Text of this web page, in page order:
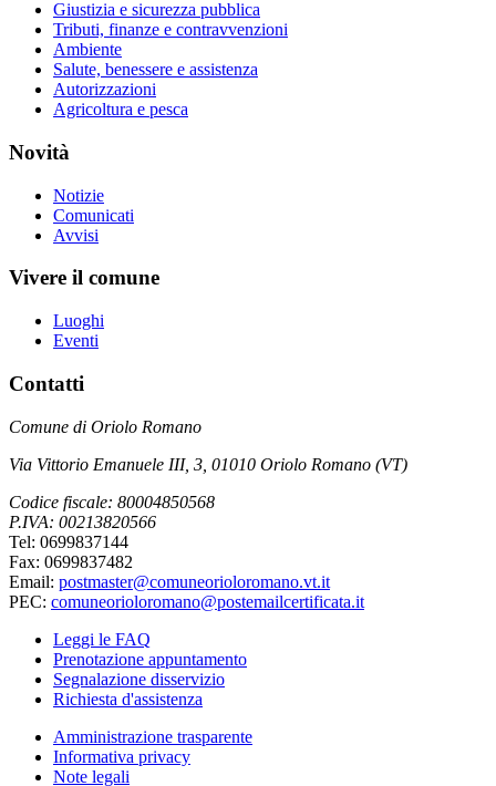
Giustizia e sicurezza pubblica
Tributi, finanze e contravvenzioni
Ambiente
Salute, benessere e assistenza
Autorizzazioni
Agricoltura e pesca
Novità
Notizie
Comunicati
Avvisi
Vivere il comune
Luoghi
Eventi
Contatti
Comune di Oriolo Romano
Via Vittorio Emanuele III, 3, 01010 Oriolo Romano (VT)
Codice fiscale: 80004850568
P.IVA: 00213820566
Tel: 0699837144
Fax: 0699837482
Email: postmaster@comuneorioloromano.vt.it
PEC: comuneorioloromano@postemailcertificata.it
Leggi le FAQ
Prenotazione appuntamento
Segnalazione disservizio
Richiesta d'assistenza
Amministrazione trasparente
Informativa privacy
Note legali